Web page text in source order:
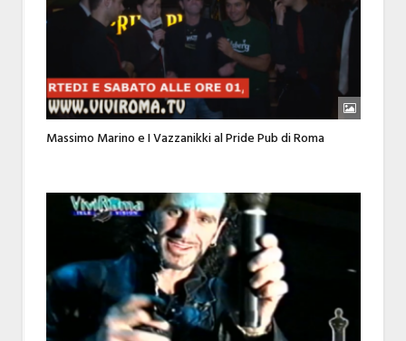
Massimo Marino e I Vazzanikki al Pride Pub di Roma